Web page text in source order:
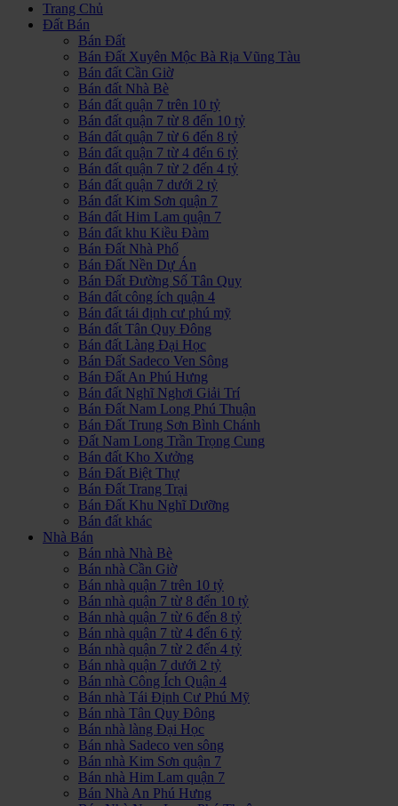
Trang Chủ
Đất Bán
Bán Đất
Bán Đất Xuyên Mộc Bà Rịa Vũng Tàu
Bán đất Cần Giờ
Bán đất Nhà Bè
Bán đất quận 7 trên 10 tỷ
Bán đất quận 7 từ 8 đến 10 tỷ
Bán đất quận 7 từ 6 đến 8 tỷ
Bán đất quận 7 từ 4 đến 6 tỷ
Bán đất quận 7 từ 2 đến 4 tỷ
Bán đất quận 7 dưới 2 tỷ
Bán đất Kim Sơn quận 7
Bán đất Him Lam quận 7
Bán đất khu Kiều Đàm
Bán Đất Nhà Phố
Bán Đất Nền Dự Án
Bán Đất Đường Số Tân Quy
Bán đất công ích quận 4
Bán đất tái định cư phú mỹ
Bán đất Tân Quy Đông
Bán đất Làng Đại Học
Bán Đất Sadeco Ven Sông
Bán Đất An Phú Hưng
Bán đất Nghĩ Nghơi Giải Trí
Bán Đất Nam Long Phú Thuận
Bán Đất Trung Sơn Bình Chánh
Đất Nam Long Trần Trọng Cung
Bán đất Kho Xưởng
Bán Đất Biệt Thự
Bán Đất Trang Trại
Bán Đất Khu Nghĩ Dưỡng
Bán đất khác
Nhà Bán
Bán nhà Nhà Bè
Bán nhà Cần Giờ
Bán nhà quận 7 trên 10 tỷ
Bán nhà quận 7 từ 8 đến 10 tỷ
Bán nhà quận 7 từ 6 đến 8 tỷ
Bán nhà quận 7 từ 4 đến 6 tỷ
Bán nhà quận 7 từ 2 đến 4 tỷ
Bán nhà quận 7 dưới 2 tỷ
Bán nhà Công Ích Quận 4
Bán nhà Tái Định Cư Phú Mỹ
Bán nhà Tân Quy Đông
Bán nhà làng Đại Học
Bán nhà Sadeco ven sông
Bán nhà Kim Sơn quận 7
Bán nhà Him Lam quận 7
Bán Nhà An Phú Hưng